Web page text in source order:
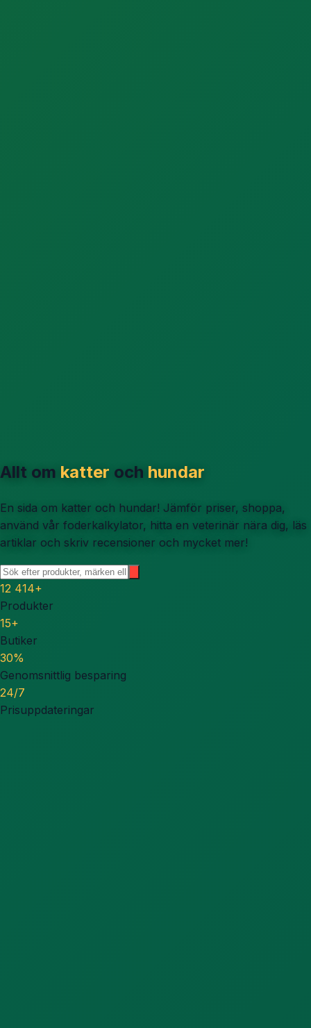
Allt om katter och hundar
En sida om katter och hundar! Jämför priser, shoppa,
använd vår foderkalkylator, hitta en veterinär nära dig, läs
artiklar och skriv recensioner och mycket mer!
12 414+
Produkter
15+
Butiker
30%
Genomsnittlig besparing
24/7
Prisuppdateringar